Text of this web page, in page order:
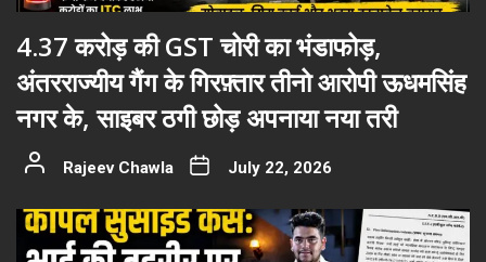
4.37 करोड़ की GST चोरी का भंडाफोड़,
अंतरराज्यीय गैंग के गिरफ़्तार तीनो आरोपी ऊधमसिंह
नगर के, साइबर ठगी छोड़ अपनाया नया तरी
Rajeev Chawla July 22, 2026